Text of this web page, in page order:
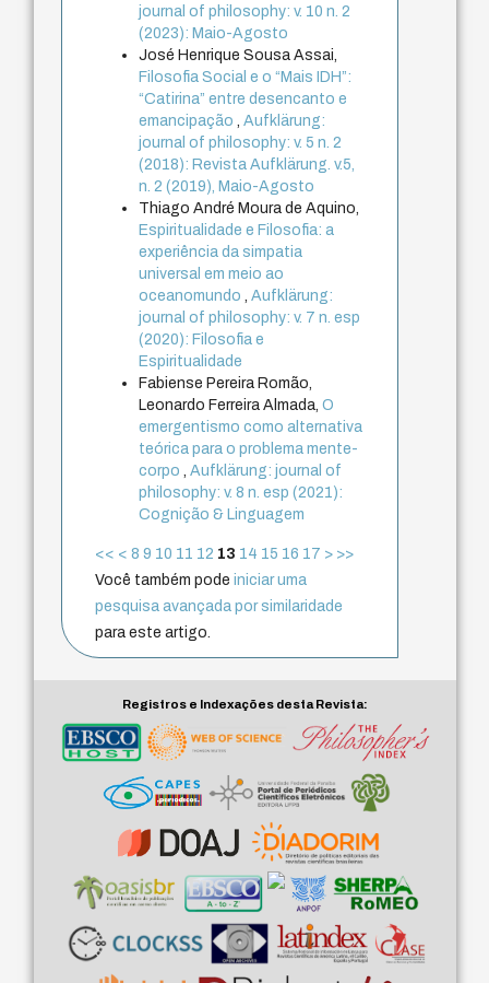
journal of philosophy: v. 10 n. 2
(2023): Maio-Agosto
José Henrique Sousa Assai,
Filosofia Social e o “Mais IDH”:
“Catirina” entre desencanto e
emancipação,Aufklärung:
journal of philosophy: v. 5 n. 2
(2018): Revista Aufklärung. v.5,
n. 2 (2019), Maio-Agosto
Thiago André Moura de Aquino,
Espiritualidade e Filosofia: a
experiência da simpatia
universal em meio ao
oceanomundo,Aufklärung:
journal of philosophy: v. 7 n. esp
(2020): Filosofia e
Espiritualidade
Fabiense Pereira Romão,
Leonardo Ferreira Almada,O
emergentismo como alternativa
teórica para o problema mente-
corpo,Aufklärung: journal of
philosophy: v. 8 n. esp (2021):
Cognição & Linguagem
<< < 8 9 10 11 12 13 14 15 16 17 > >>
Você também podeiniciar uma
pesquisa avançada por similaridade
para este artigo.
Registros e Indexações desta Revista: